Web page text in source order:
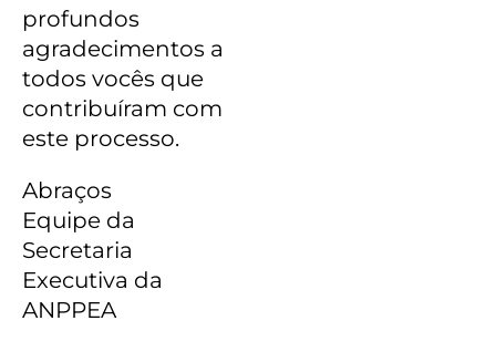
profundos
agradecimentos a
todos vocês que
contribuíram com
este processo.
Abraços
Equipe da
Secretaria
Executiva da
ANPPEA